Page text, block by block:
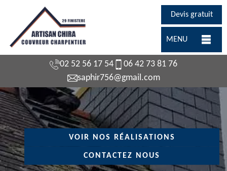
Devis gratuit
MENU
02 52 56 17 54
06 42 73 81 76
saphir756@gmail.com
VOIR NOS RÉALISATIONS
CONTACTEZ NOUS